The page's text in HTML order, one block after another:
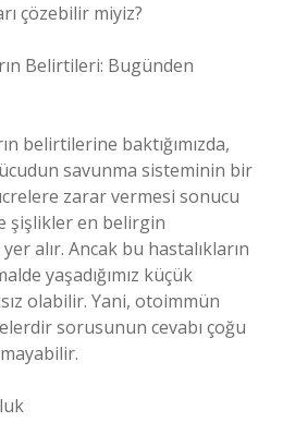
çözebilir miyiz?
Belirtileri: Bugünden
belirtilerine baktığımızda,
savunma sisteminin bir
zarar vermesi sonucu
şişlikler en belirgin
alır. Ancak bu hastalıkların
yaşadığımız küçük
olabilir. Yani, otoimmün
sorusunun cevabı çoğu